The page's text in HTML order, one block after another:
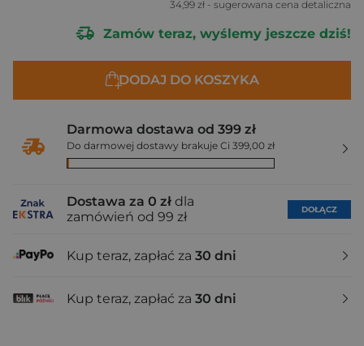
34,99 zł - sugerowana cena detaliczna
Zamów teraz, wyślemy jeszcze dziś!
DODAJ DO KOSZYKA
Darmowa dostawa od 399 zł
Do darmowej dostawy brakuje Ci 399,00 zł
Dostawa za 0 zł dla
zamówień od 99 zł
DOŁĄCZ
Kup teraz, zapłać za 30 dni
Kup teraz, zapłać za 30 dni